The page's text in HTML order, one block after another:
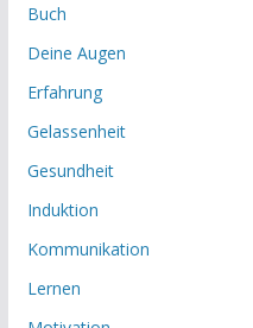
Buch
Deine Augen
Erfahrung
Gelassenheit
Gesundheit
Induktion
Kommunikation
Lernen